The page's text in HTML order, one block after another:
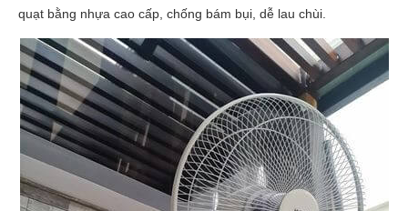
quạt bằng nhựa cao cấp, chống bám bụi, dễ lau chùi.